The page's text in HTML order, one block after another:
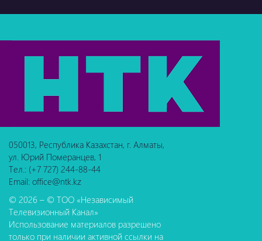
050013, Республика Казахстан, г. Алматы,
ул. Юрий Померанцев, 1
Тел.: (+7 727) 244-88-44
Email: office@ntk.kz
© 2026 – © ТОО «Независимый
Телевизионный Канал»
Использование материалов разрешено
только при наличии активной ссылки на